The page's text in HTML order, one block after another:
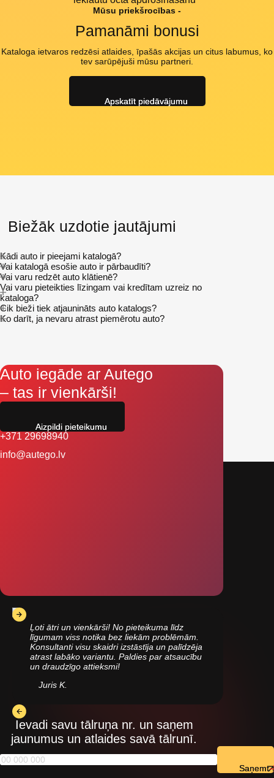
Mūsu priekšrocības -
Pamanāmi bonusi
Kataloga ietvaros redzēsi atlaides, īpašās akcijas un citus labumus, ko
tev sarūpējuši mūsu partneri.
Biežāk uzdotie jautājumi
Kādi auto ir pieejami katalogā?
Vai katalogā esošie auto ir pārbaudīti?
Vai varu redzēt auto klātienē?
Vai varu pieteikties līzingam vai kredītam uzreiz no
kataloga?
Cik bieži tiek atjaunināts auto katalogs?
Ko darīt, ja nevaru atrast piemērotu auto?
Auto iegāde ar Autego
– tas ir vienkārši!
+371 29698940
info@autego.lv
Ļoti ātri un vienkārši! No pieteikuma līdz
līgumam viss notika bez liekām problēmām.
Konsultanti visu skaidri izstāstīja un palīdzēja
atrast labāko variantu. Paldies par atsaucību
un draudzīgo attieksmi!
Juris K.
Ievadi savu tālruņa nr. un saņem
jaunumus un atlaides savā tālrunī.